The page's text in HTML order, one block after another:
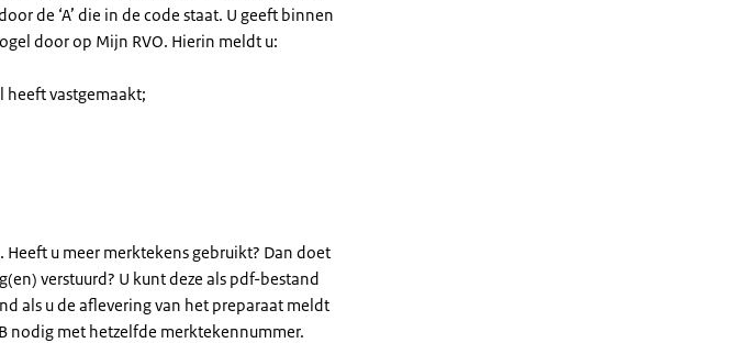
de ‘A’ die in de code staat. U geeft binnen
door op Mijn RVO. Hierin meldt u:
heeft vastgemaakt;
u meer merktekens gebruikt? Dan doet
verstuurd? U kunt deze als pdf-bestand
als u de aflevering van het preparaat meldt
nodig met hetzelfde merktekennummer.